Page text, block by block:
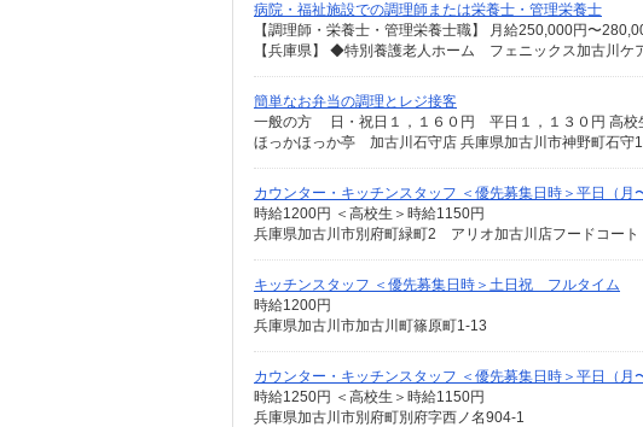
病院・福祉施設での調理師または栄養士・管理栄養士
簡単なお弁当の調理とレジ接客
一般の方 日・祝日１，１６０円 平日１，１３０円 高校
ほっかほっか亭 加古川石守店 兵庫県加古川市神野町石守
カウンター・キッチンスタッフ ＜優先募集日時＞平日（
時給1200円 ＜高校生＞時給1150円
兵庫県加古川市別府町緑町2 アリオ加古川店フードコート
キッチンスタッフ ＜優先募集日時＞土日祝 フルタイム
時給1200円
兵庫県加古川市加古川町篠原町1-13
カウンター・キッチンスタッフ ＜優先募集日時＞平日（
時給1250円 ＜高校生＞時給1150円
兵庫県加古川市別府町別府字西ノ名904-1